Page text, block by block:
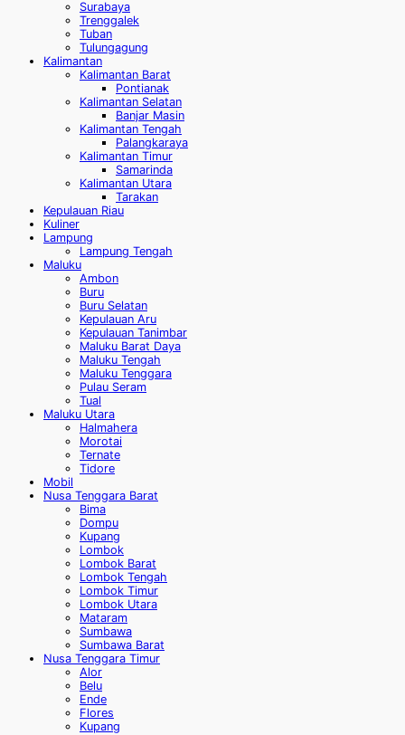
Surabaya
Trenggalek
Tuban
Tulungagung
Kalimantan
Kalimantan Barat
Pontianak
Kalimantan Selatan
Banjar Masin
Kalimantan Tengah
Palangkaraya
Kalimantan Timur
Samarinda
Kalimantan Utara
Tarakan
Kepulauan Riau
Kuliner
Lampung
Lampung Tengah
Maluku
Ambon
Buru
Buru Selatan
Kepulauan Aru
Kepulauan Tanimbar
Maluku Barat Daya
Maluku Tengah
Maluku Tenggara
Pulau Seram
Tual
Maluku Utara
Halmahera
Morotai
Ternate
Tidore
Mobil
Nusa Tenggara Barat
Bima
Dompu
Kupang
Lombok
Lombok Barat
Lombok Tengah
Lombok Timur
Lombok Utara
Mataram
Sumbawa
Sumbawa Barat
Nusa Tenggara Timur
Alor
Belu
Ende
Flores
Kupang